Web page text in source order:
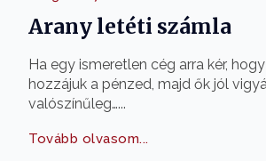
Arany letéti számla
Ha egy ismeretlen cég arra kér,
hozzájuk a pénzed, majd ők jól
valószínűleg…...
Tovább olvasom...